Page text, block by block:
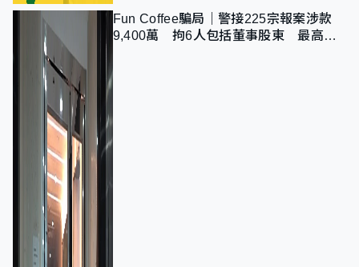
Fun Coffee騙局｜警接225宗報案涉款
9,400萬 拘6人包括董事股東 最高金